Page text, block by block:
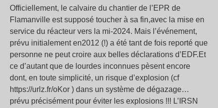
Officiellement, le calvaire du chantier de l’EPR de
Flamanville est supposé toucher à sa fin,avec la mise en
service du réacteur vers la mi-2024. Mais l’événement,
prévu initialement en2012 (!) a été tant de fois reporté que
personne ne peut croire aux belles déclarations d’EDF.Et
ce d’autant que de lourdes inconnues pèsent encore
dont, en toute simplicité, un risque d’explosion (cf
https://urlz.fr/oKor ) dans un système de dégazage…
prévu précisément pour éviter les explosions !!! L’IRSN